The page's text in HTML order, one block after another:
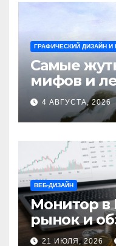
ГРАФИЧЕСКИЙ ДИЗАЙН И
Самые
мифов и
стынет
4 АВГУСТА, 2026
ВЕБ-ДИЗАЙН
Монитор в
рынок и
Ветер
21 ИЮЛЯ, 2026